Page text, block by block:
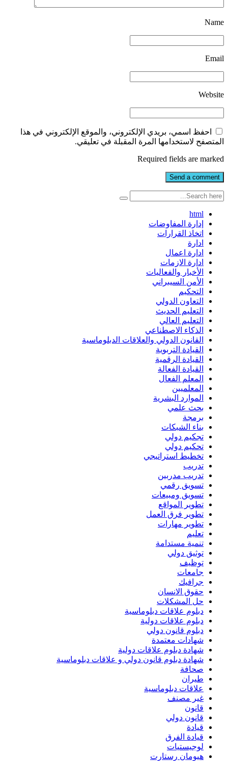
Name
Email
Website
احفظ اسمي، بريدي الإلكتروني، والموقع الإلكتروني في هذا
المتصفح لاستخدامها المرة المقبلة في تعليقي.
Required fields are marked
html
إدارة المفاوضات
اتخاذ القرارات
ادارة
ادارة اعمال
ادارة الازمات
الأخبار والفعاليات
الأمن السيبراني
التحكيم
التعاون الدولي
التعليم الحديث
التعليم العالي
الذكاء الاصطناعي
القانون الدولي والعلاقات الدبلوماسية
القيادة التربوية
القيادة الرقمية
القيادة الفعالة
المعلم الفعال
المعلميين
الموارد البشرية
بحث علمي
برمجة
بناء الشبكات
تجكيم دولي
تحكيم دولي
تخطيط استراتيجي
تدريب
تدريب مدربين
تسويق رقمي
تسويق ومبيعات
تطوير المواقع
تطوير فرق العمل
تطوير مهارات
تعليم
تنمية مستدامة
توثيق دولي
توظيف
جامعات
جرافيك
حقوق الانسان
حل المشكلات
دبلوم علاقات دبلوماسية
دبلوم علاقات دولية
دبلوم قانون دولي
شهادات معتمدة
شهادة دبلوم علاقات دولية
شهادة دبلوم قانون دولي و علاقات دبلوماسية
صحافة
طيران
علاقات دبلوماسية
غير مصنف
قانون
قانون دولي
قيادة
قيادة الفرق
لوجيستيات
هيومان رستارت